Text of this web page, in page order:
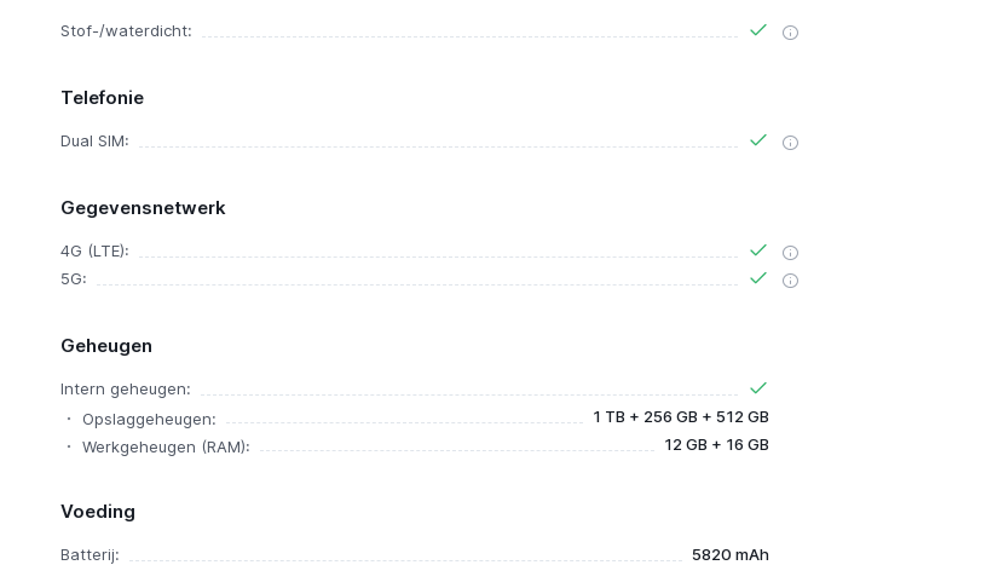
Stof-/waterdicht:
Telefonie
Dual SIM:
Gegevensnetwerk
4G (LTE):
5G:
Geheugen
Intern geheugen:
Opslaggeheugen:
1 TB + 256 GB + 512 GB
Werkgeheugen (RAM):
12 GB + 16 GB
Voeding
Batterij:
5820 mAh